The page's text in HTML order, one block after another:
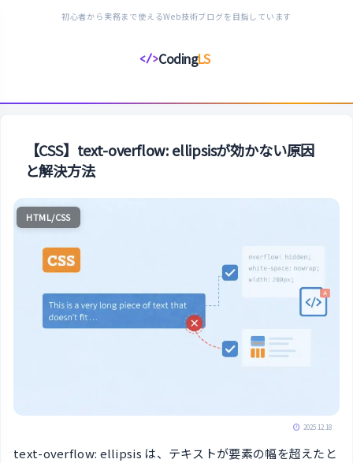
初心者から実務まで使えるWeb技術ブログを目指しています
</>CodingLS
コ
デ
ン
ル
【CSS】text-overflow: ellipsisが効かない原因
と解決方法
HTML/CSS
2025.12.18
text-overflow: ellipsis は、テキストが要素の幅を超えたと